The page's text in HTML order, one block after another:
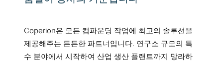
Coperion은 모든 컴파운딩 작업에 최고의 솔루션을
제공해주는 든든한 파트너입니다. 연구소 규모의 특
수 분야에서 시작하여 산업 생산 플랜트까지 망라하